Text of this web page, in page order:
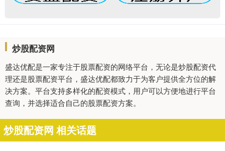
炒股配资网
盛达优配是一家专注于股票配资的网络平台，无论是炒股配资代
理还是股票配资平台，盛达优配都致力于为客户提供全方位的解
决方案。平台支持多样化的配资模式，用户可以方便地进行平台
查询，并选择适合自己的股票配资方案。
炒股配资网 相关话题